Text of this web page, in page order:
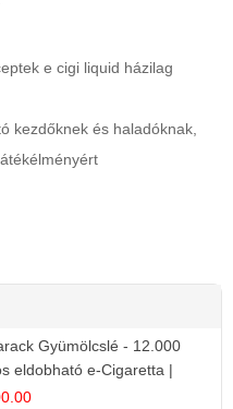
e cigi liquid házilag
kezdőknek és haladóknak,
Gyümölcslé - 12.000
eldobható e-Cigaretta |
Íz